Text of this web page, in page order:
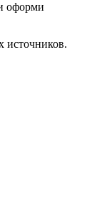
оформи
источников.